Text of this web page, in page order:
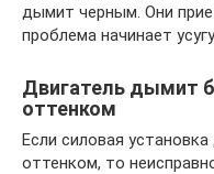
дымит черным. Они
проблема начинает
Двигатель дымит
оттенком
Если силовая
оттенком, то